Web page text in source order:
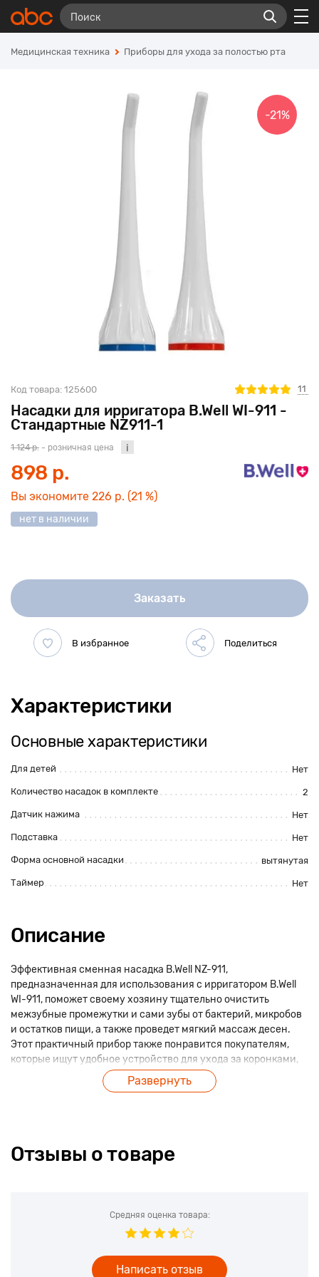
Медицинская техника Приборы для ухода за полостью рта
Насадки для ирригатора B.Well WI-911 -
Стандартные NZ911-1
Код товара: 125600 11
-21%
1 124 р. - розничная цена
898 р.
Вы экономите 226 р. (21 %)
нет в наличии
Заказать
Характеристики
Основные характеристики
Для детей Нет
Количество насадок в комплекте 2
Датчик нажима Нет
Подставка Нет
Форма основной насадки вытянутая
Таймер Нет
Описание
Эффективная сменная насадка B.Well NZ-911,
предназначенная для использования с ирригатором B.Well
WI-911, поможет своему хозяину тщательно очистить
межзубные промежутки и сами зубы от бактерий, микробов
и остатков пищи, а также проведет мягкий массаж десен.
Этот практичный прибор также понравится покупателям,
которые ищут удобное устройство для ухода за коронками,
брекет-системами и зубными протезами.
Применение ирригатора с B.Well NZ-911 значительно
из качественного белого пластика с цветными полосками в
нижней части. Рекомендуемый срок службы одной насадки
Развернуть
Отзывы о товаре
Средняя оценка товара:
Написать отзыв